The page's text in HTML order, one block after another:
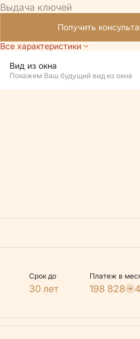
Получить
Все характеристики
Вид из окна
Покажем Ваш будущий вид из окна
Срок до
30 лет
Платеж в
198 828